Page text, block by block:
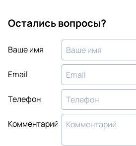
Остались вопросы?
Ваше имя
Email
Телефон
Комментарий